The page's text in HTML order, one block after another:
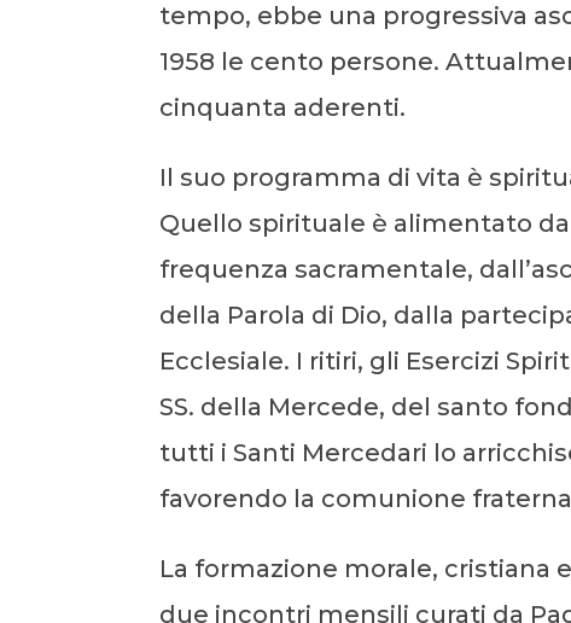
tempo, ebbe una progressiva
1958 le cento persone.
cinquanta aderenti.
Il suo programma di vita è
Quello spirituale è alimentato
frequenza sacramentale,
della Parola di Dio, dalla
Ecclesiale. I ritiri, gli Esercizi
SS. della Mercede, del santo
tutti i Santi Mercedari lo
favorendo la comunione
La formazione morale, cristiana
due incontri mensili curati da